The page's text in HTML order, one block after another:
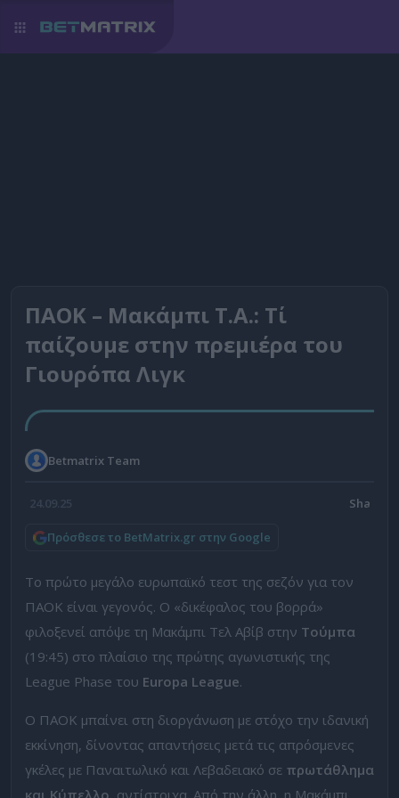
ΠΑΟΚ – Μακάμπι Τ.Α.: Τί
παίζουμε στην πρεμιέρα του
Γιουρόπα Λιγκ
Betmatrix Team
24.09.25
Πρόσθεσε το BetMatrix.gr στην Google
Το πρώτο μεγάλο ευρωπαϊκό τεστ της σεζόν για τον
ΠΑΟΚ είναι γεγονός. Ο «δικέφαλος του βορρά»
φιλοξενεί απόψε τη Μακάμπι Τελ Αβίβ στην Τούμπα
(19:45) στο πλαίσιο της πρώτης αγωνιστικής της
League Phase του Europa League.
Ο ΠΑΟΚ μπαίνει στη διοργάνωση με στόχο την ιδανική
εκκίνηση, δίνοντας απαντήσεις μετά τις απρόσμενες
γκέλες με Παναιτωλικό και Λεβαδειακό σε πρωτάθλημα
και Κύπελλο, αντίστοιχα. Από την άλλη, η Μακάμπι